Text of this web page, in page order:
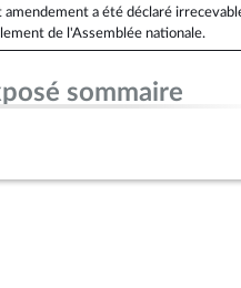
amendement a été déclaré
de l'Assemblée nationale.
sommaire